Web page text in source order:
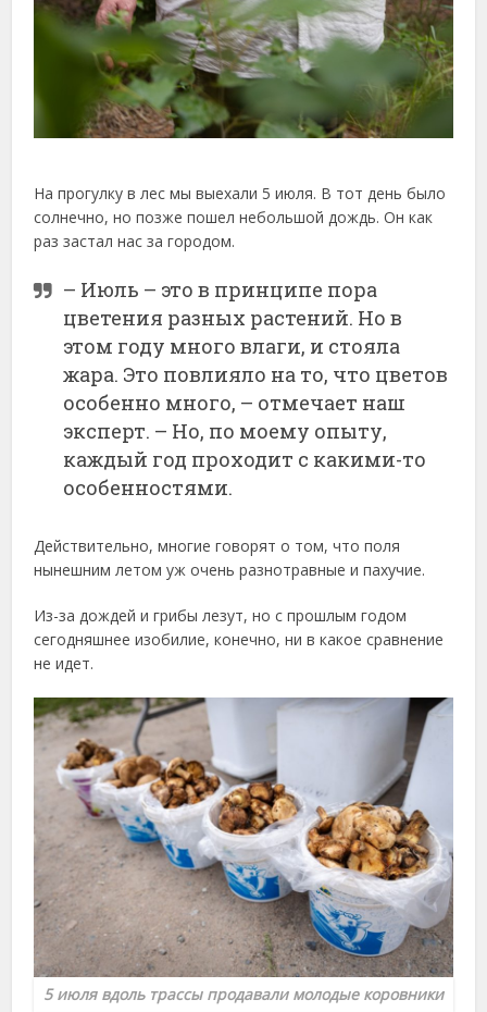
На прогулку в лес мы выехали 5 июля. В тот день было
солнечно, но позже пошел небольшой дождь. Он как
раз застал нас за городом.
– Июль – это в принципе пора
цветения разных растений. Но в
этом году много влаги, и стояла
жара. Это повлияло на то, что цветов
особенно много, – отмечает наш
эксперт. – Но, по моему опыту,
каждый год проходит с какими-то
особенностями.
Действительно, многие говорят о том, что поля
нынешним летом уж очень разнотравные и пахучие.
Из-за дождей и грибы лезут, но с прошлым годом
сегодняшнее изобилие, конечно, ни в какое сравнение
не идет.
5 июля вдоль трассы продавали молодые коровники